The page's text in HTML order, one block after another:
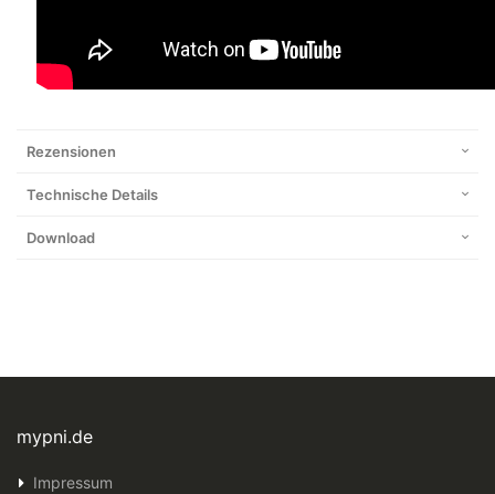
Rezensionen
Technische Details
Download
mypni.de
Impressum